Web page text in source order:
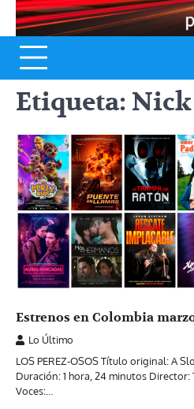
Etiqueta: Nick
Estrenos en Colombia
Lo Último
LOS PEREZ-OSOS Título original: A
Duración: 1 hora, 24 minutos Director:
Voces:…